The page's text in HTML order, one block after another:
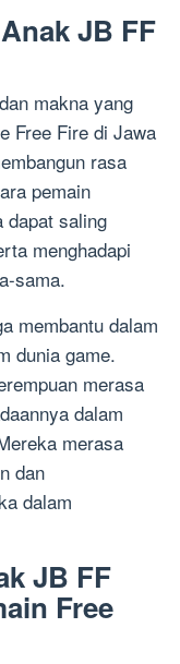
JB FF
makna yang
Free Fire di Jawa
rasa
pemain
dapat saling
menghadapi
sama.
membantu dalam
dunia game.
merasa
dalam
merasa
dan
dalam
JB FF
Free